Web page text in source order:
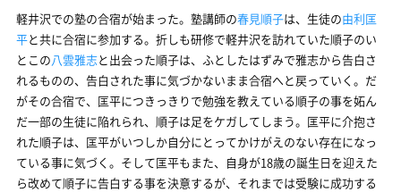
軽井沢での塾の合宿が始まった。塾講師の春見順子は、生徒の由利匡
平と共に合宿に参加する。折しも研修で軽井沢を訪れていた順子のい
とこの八雲雅志と出会った順子は、ふとしたはずみで雅志から告白さ
れるものの、告白された事に気づかないまま合宿へと戻っていく。だ
がその合宿で、匡平につきっきりで勉強を教えている順子の事を妬ん
だ一部の生徒に陥れられ、順子は足をケガしてしまう。匡平に介抱さ
れた順子は、匡平がいつしか自分にとってかけがえのない存在になっ
ている事に気づく。そして匡平もまた、自身が18歳の誕生日を迎えた
ら改めて順子に告白する事を決意するが、それまでは受験に成功する